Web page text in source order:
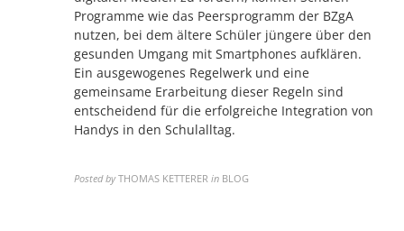
Programme wie das Peersprogramm der BZgA
nutzen, bei dem ältere Schüler jüngere über den
gesunden Umgang mit Smartphones aufklären.
Ein ausgewogenes Regelwerk und eine
gemeinsame Erarbeitung dieser Regeln sind
entscheidend für die erfolgreiche Integration von
Handys in den Schulalltag.
Posted by THOMAS KETTERER in BLOG